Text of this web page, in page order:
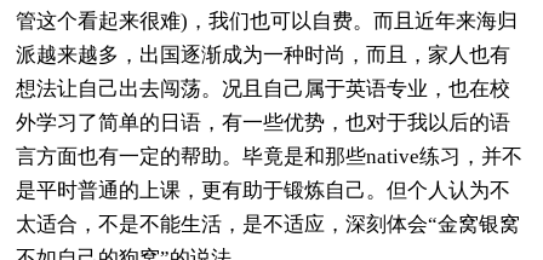
管这个看起来很难)，我们也可以自费。而且近年来海归
派越来越多，出国逐渐成为一种时尚，而且，家人也有
想法让自己出去闯荡。况且自己属于英语专业，也在校
外学习了简单的日语，有一些优势，也对于我以后的语
言方面也有一定的帮助。毕竟是和那些native练习，并不
是平时普通的上课，更有助于锻炼自己。但个人认为不
太适合，不是不能生活，是不适应，深刻体会“金窝银窝